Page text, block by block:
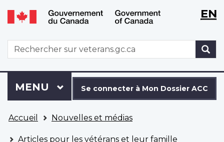
Aller
au
principal
Passer
à
version
HTML
simplifiée
WxT
WxTEN
WxT
Search
form
connecter
à
Dossier
ACC
Se connecter à Mon Dossier ACC
Menu
MENU PRINCIPAL
êtes
ici
Accueil Nouvelles et médias
Articles pour les vétérans et leur famille